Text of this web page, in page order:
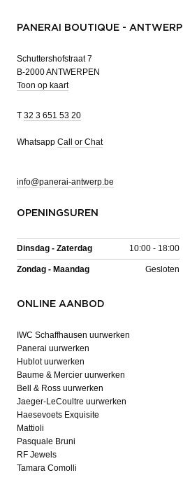
PANERAI BOUTIQUE - ANTWERP
Schuttershofstraat 7
B-2000 ANTWERPEN
Toon op kaart
T 32 3 651 53 20
Whatsapp Call or Chat
info@panerai-antwerp.be
OPENINGSUREN
Dinsdag - Zaterdag 10:00 - 18:00
Zondag - Maandag Gesloten
ONLINE AANBOD
IWC Schaffhausen uurwerken
Panerai uurwerken
Hublot uurwerken
Baume & Mercier uurwerken
Bell & Ross uurwerken
Jaeger-LeCoultre uurwerken
Haesevoets Exquisite
Mattioli
Pasquale Bruni
RF Jewels
Tamara Comolli